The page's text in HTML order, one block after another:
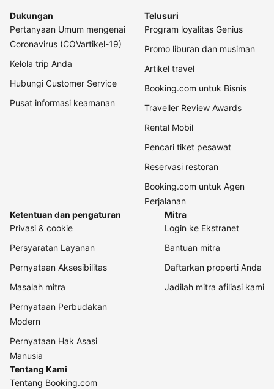
Dukungan
Pertanyaan Umum mengenai
Coronavirus (COVartikel-19)
Kelola trip Anda
Hubungi Customer Service
Pusat informasi keamanan
Telusuri
Program loyalitas Genius
Promo liburan dan musiman
Artikel travel
Booking.com untuk Bisnis
Traveller Review Awards
Rental Mobil
Pencari tiket pesawat
Reservasi restoran
Booking.com untuk Agen
Perjalanan
Ketentuan dan pengaturan
Privasi & cookie
Persyaratan Layanan
Pernyataan Aksesibilitas
Masalah mitra
Pernyataan Perbudakan
Modern
Pernyataan Hak Asasi
Manusia
Mitra
Login ke Ekstranet
Bantuan mitra
Daftarkan properti Anda
Jadilah mitra afiliasi kami
Tentang Kami
Tentang Booking.com